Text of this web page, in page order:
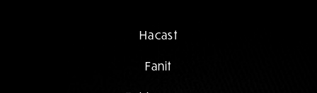
Hacast
Fanit